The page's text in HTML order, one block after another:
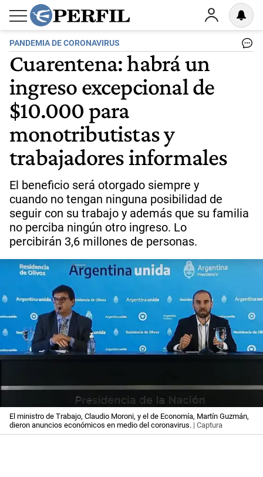
PANDEMIA DE CORONAVIRUS
Cuarentena: habrá un
ingreso excepcional de
$10.000 para
monotributistas y
trabajadores informales
El beneficio será otorgado siempre y
cuando no tengan ninguna posibilidad de
seguir con su trabajo y además que su familia
no perciba ningún otro ingreso. Lo
percibirán 3,6 millones de personas.
El ministro de Trabajo, Claudio Moroni, y el de Economía, Martín Guzmán,
dieron anuncios económicos en medio del coronavirus. | Captura